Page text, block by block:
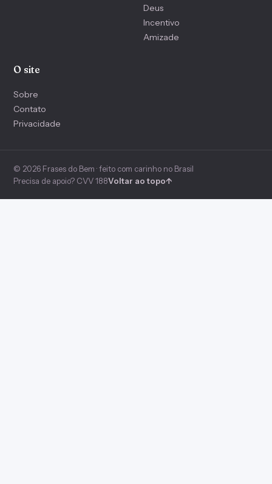
Deus
Incentivo
Amizade
O site
Sobre
Contato
Privacidade
© 2026 Frases do Bem · feito com carinho no Brasil
Precisa de apoio? CVV 188Voltar ao topo↑